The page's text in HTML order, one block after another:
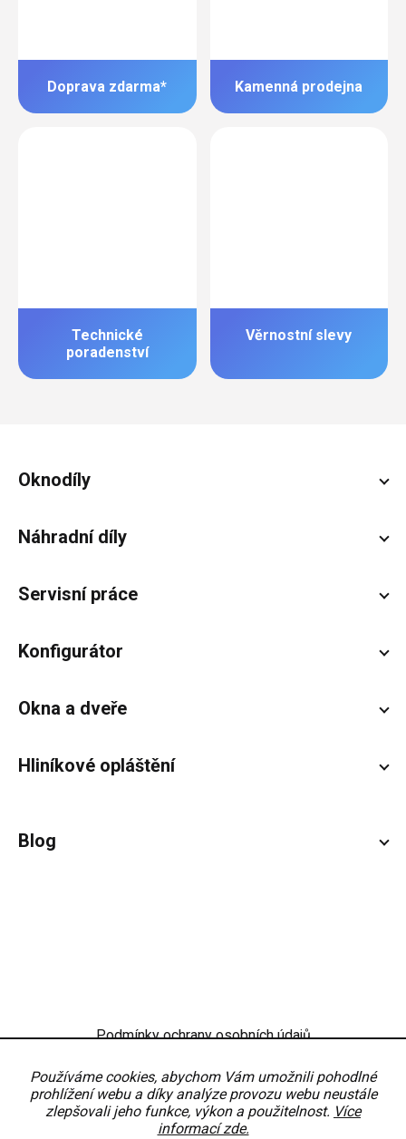
Používáme cookies, abychom Vám umožnili pohodlné
prohlížení webu a díky analýze provozu webu neustále
zlepšovali jeho funkce, výkon a použitelnost. Více
informací zde.
Doprava zdarma* Kamenná prodejna
Technické
poradenství
Věrnostní slevy
Zápatí
Oknodíly
Náhradní díly
Servisní práce
Konfigurátor
Okna a dveře
Hliníkové opláštění
Blog
Podmínky ochrany osobních údajů
Nastavení